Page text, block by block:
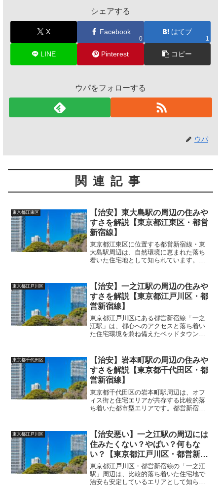
シェアする
X Facebook
0
はてブ
1
LINE Pinterest コピー
ウパをフォローする
ウパ
関連記事
東京都江東区
【治安】東大島駅の周辺の住みや
すさを解説【東京都江東区・都営
新宿線】
東京都江東区に位置する都営新宿線・東
大島駅周辺は、自然環境に恵まれた落ち
着いた住宅地として知られています。駅
な生活環境が整っているのが特徴です。
(adsbygoogl...
東京都江戸川区
【治安】一之江駅の周辺の住みや
すさを解説【東京都江戸川区・都
営新宿線】
東京都江戸川区にある都営新宿線「一之
江駅」は、都心へのアクセスと落ち着い
た住宅環境を兼ね備えたベッドタウンと
設は...
東京都千代田区
【治安】岩本町駅の周辺の住みや
すさを解説【東京都千代田区・都
営新宿線】
東京都千代田区の岩本町駅周辺は、オフ
ィス街と住宅エリアが共存する比較的落
ち着いた都市型エリアです。都営新宿線
立地の良さが際立ちます。 (adsbygoogle
= wi...
東京都江戸川区
【治安悪い】一之江駅の周辺には
住みたくない？やばい？何もな
い？【東京都江戸川区・都営新宿
線】
東京都江戸川区・都営新宿線の「一之江
駅」周辺は、比較的落ち着いた住宅地で
治安も安定しているエリアとして知られ